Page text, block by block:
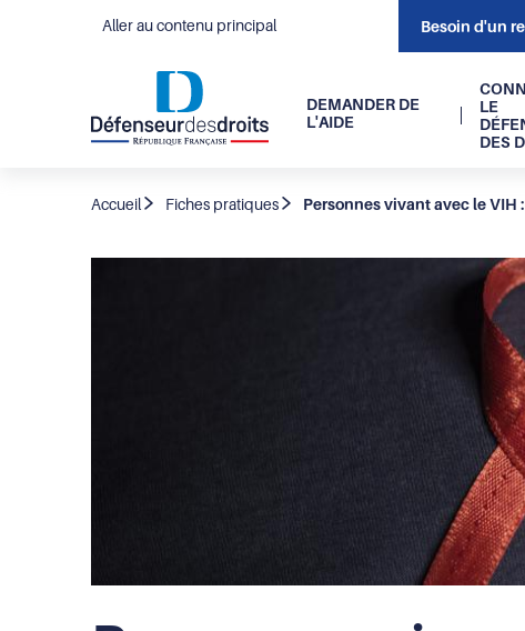
Aller au contenu principal Besoin d'un
principale
DEMANDER DE
L'AIDE
LE
DES
Fil
Accueil Fiches pratiques Personnes vivant avec le VIH